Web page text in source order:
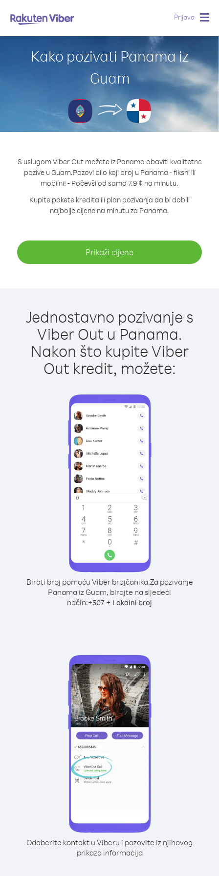
Prijava
Kako pozivati Panama iz
Guam
S uslugom Viber Out možete iz Panama obaviti kvalitetne
pozive u Guam.Pozovi bilo koji broj u Panama - fiksni ili
mobilni! - Počevši od samo 7.9 ¢ na minutu.
Kupite pakete kredita ili plan pozivanja da bi dobili
najbolje cijene na minutu za Panama.
Prikaži cijene
Jednostavno pozivanje s
Viber Out u Panama.
Nakon što kupite Viber
Out kredit, možete:
Birati broj pomoću Viber brojčanika.Za pozivanje
Panama iz Guam, birajte na sljedeći
način:+507 + Lokalni broj
Odaberite kontakt u Viberu i pozovite iz njihovog
prikaza informacija